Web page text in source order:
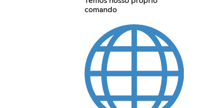
comando